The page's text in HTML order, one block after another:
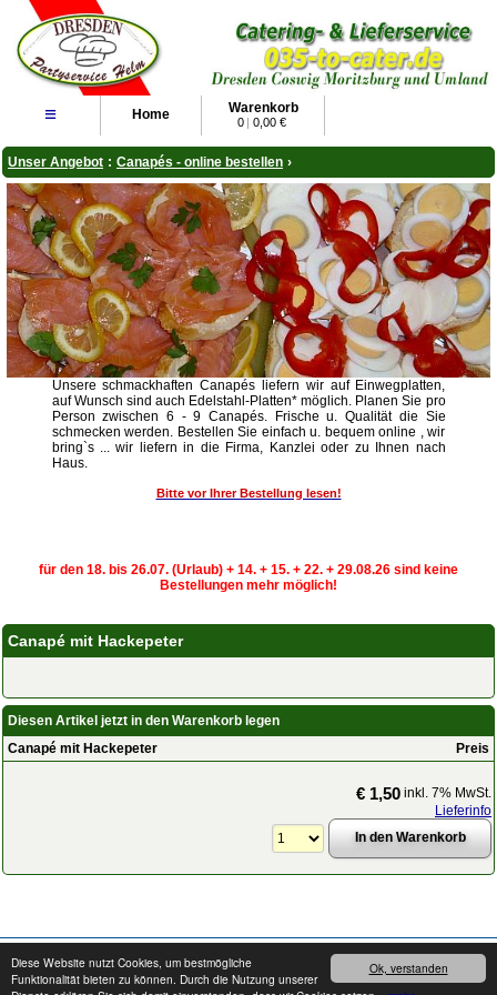
Ok, verstanden
Diese Website nutzt Cookies, um bestmögliche
Funktionalität bieten zu können. Durch die Nutzung unserer
≡ Home Warenkorb
0 | 0,00 €
Unser Angebot : Canapés - online bestellen ›
Unsere schmackhaften Canapés liefern wir auf Einwegplatten,
auf Wunsch sind auch Edelstahl-Platten* möglich. Planen Sie pro
Person zwischen 6 - 9 Canapés. Frische u. Qualität die Sie
schmecken werden. Bestellen Sie einfach u. bequem online , wir
bring`s ... wir liefern in die Firma, Kanzlei oder zu Ihnen nach
Haus.
Bitte vor Ihrer Bestellung lesen!
für den 18. bis 26.07. (Urlaub) + 14. + 15. + 22. + 29.08.26 sind keine
Bestellungen mehr möglich!
Canapé mit Hackepeter
Diesen Artikel jetzt in den Warenkorb legen
Canapé mit Hackepeter
Preis
€ 1,50 inkl. 7% MwSt.
Lieferinfo
Copyright © 2008 - 2026cater24.de- Alle Rechte vorbehalten.Impressum